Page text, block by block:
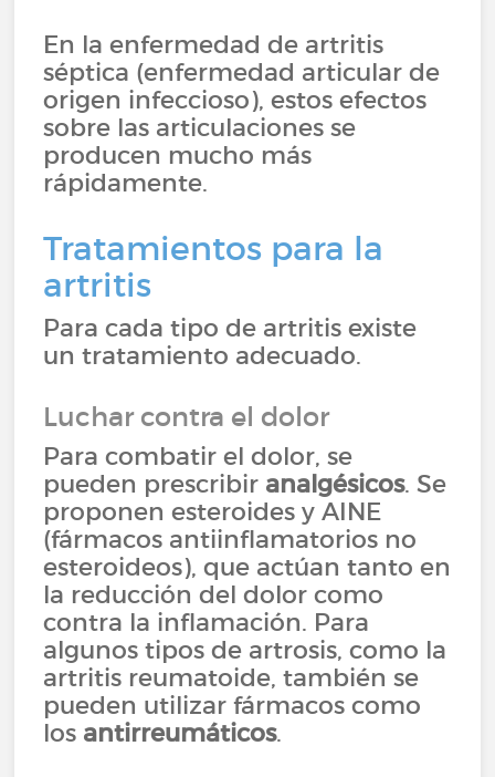
En la enfermedad de artritis
séptica (enfermedad articular de
origen infeccioso), estos efectos
sobre las articulaciones se
producen mucho más
rápidamente.
Tratamientos para la
artritis
Para cada tipo de artritis existe
un tratamiento adecuado.
Luchar contra el dolor
Para combatir el dolor, se
pueden prescribir analgésicos. Se
proponen esteroides y AINE
(fármacos antiinflamatorios no
esteroideos), que actúan tanto en
la reducción del dolor como
contra la inflamación. Para
algunos tipos de artrosis, como la
artritis reumatoide, también se
pueden utilizar fármacos como
los antirreumáticos.